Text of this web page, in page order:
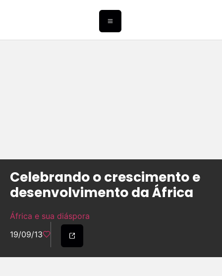
Celebrando o crescimento e
desenvolvimento da África
África e sua diáspora
19/09/13